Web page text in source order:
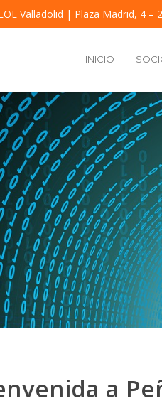
Valladolid | Plaza Madrid, 4 –
INICIO
a